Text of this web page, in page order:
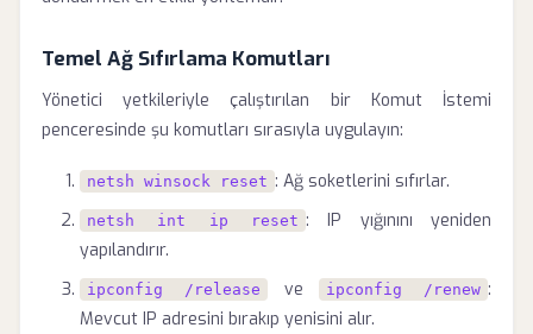
Temel Ağ Sıfırlama Komutları
Yönetici yetkileriyle çalıştırılan bir Komut İstemi
penceresinde şu komutları sırasıyla uygulayın:
netsh winsock reset : Ağ soketlerini sıfırlar.
netsh int ip reset : IP yığınını yeniden
yapılandırır.
ipconfig /release ve ipconfig /renew :
Mevcut IP adresini bırakıp yenisini alır.